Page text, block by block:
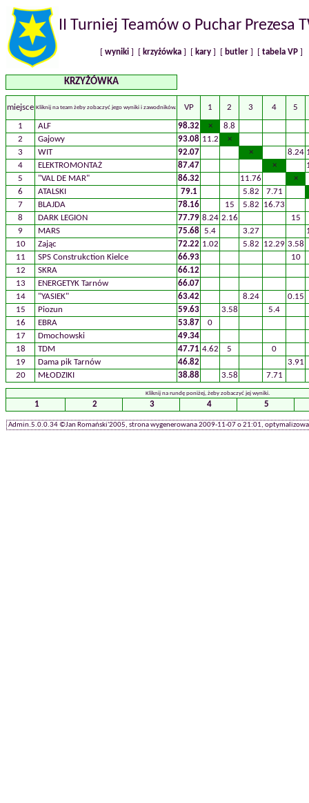
II Turniej Teamów o Puchar Prezesa
[wyniki ] [krzyżówka ] [kary ] [butler ] [tabela VP ]
KRZYŻÓWKA
miejsce Kliknij na team żeby zobaczyć jego wyniki i zawodników. VP 1 2 3 4 5
1 ALF 98.32 ×
8.8
2
Gajowy 93.08 11.2
×
3
WIT 92.07 × 8.24
4
ELEKTROMONTAŻ 87.47 ×
5
"VAL DE MAR" 86.32 11.76
×
6
ATALSKI 79.1 5.82
7.71
7
BLAJDA 78.16 15 5.82
16.73
8
DARK LEGION 77.79 8.24 2.16
15
9
MARS 75.68 5.4 3.27
10
Zając 72.22 1.02 5.82 12.29 3.58
11
SPS Construkction Kielce 66.93 10
12
SKRA
66.12
13
ENERGETYK Tarnów
66.07
14
"YASIEK" 63.42 8.24
0.15
15
Piozun 59.63 3.58 5.4
16
EBRA 53.87
0
17
Dmochowski
49.34
18
TDM 47.71 4.62 5
0
19
Dama pik Tarnów 46.82
3.91
20
MŁODZIKI 38.88 3.58 7.71
Kliknij na rundę poniżej, żeby zobaczyć jej wyniki.
1 2 3 4 5
Admin.5.0.0.34 ©Jan Romański'2005, strona wygenerowana 2009-11-07 o 21:01,